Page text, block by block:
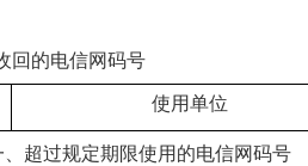
回的电信网码号
使用单位
、超过规定期限使用的电信网码号